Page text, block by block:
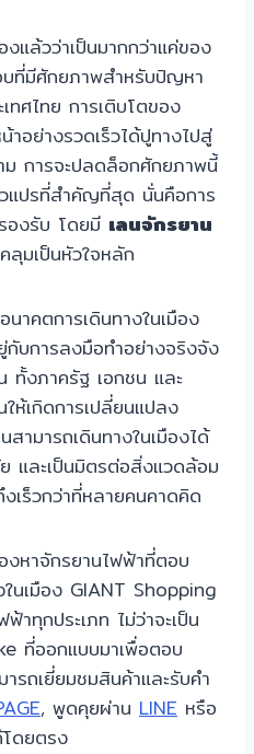
แล้วว่าเป็นมากกว่าแค่ของ
ที่มีศักยภาพสำหรับปัญหา
ทศไทย การเติบโตของ
าอย่างรวดเร็วได้ปูทางไปสู่
การจะปลดล็อกศักยภาพนี้
แปรที่สำคัญที่สุด นั่นคือการ
องรับ โดยมี เลนจักรยาน
มเป็นหัวใจหลัก
าคตการเดินทางในเมือง
บการลงมือทำอย่างจริงจัง
ทั้งภาครัฐ เอกชน และ
ห้เกิดการเปลี่ยนแปลง
ามารถเดินทางในเมืองได้
และเป็นมิตรต่อสิ่งแวดล้อม
เร็วกว่าที่หลายคนคาดคิด
งหาจักรยานไฟฟ้าที่ตอบ
นเมือง GIANT Shopping
าทุกประเภท ไม่ว่าจะเป็น
ที่ออกแบบมาเพื่อตอบ
รถเยี่ยมชมสินค้าและรับคำ
, พูดคุยผ่าน LINE หรือ
โดยตรง